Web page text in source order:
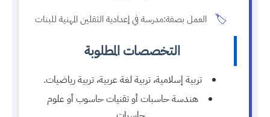
🏷️ العمل بصفة:مدرسة في إعدادية الثقلين المهنية للبنات
التخصصات المطلوبة
تربية إسلامية، تربية لغة عربية، تربية رياضيات.
هندسة حاسبات أو تقنيات حاسوب أو علوم